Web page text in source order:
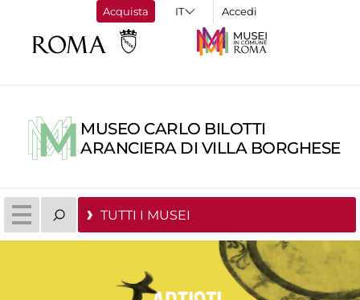
Acquista Accedi
MUSEO CARLO BILOTTI
ARANCIERA DI VILLA BORGHESE
TUTTI I MUSEI